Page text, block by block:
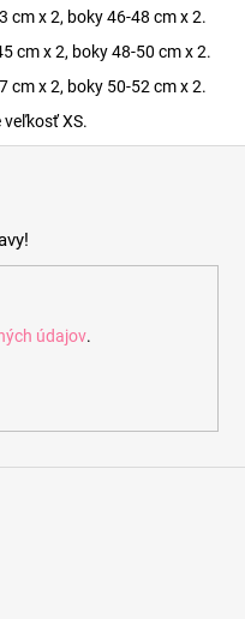
cm x 2, boky 46-48 cm x 2.
cm x 2, boky 48-50 cm x 2.
cm x 2, boky 50-52 cm x 2.
veľkosť XS.
údajov.